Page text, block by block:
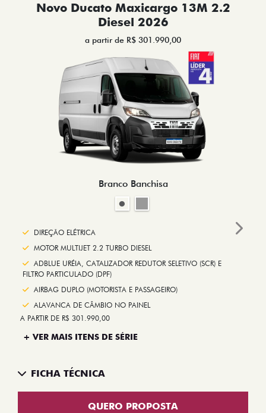
Novo Ducato Maxicargo 13M 2.2
Diesel 2026
a partir de R$ 301.990,00
Branco Banchisa
DIREÇÃO ELÉTRICA
MOTOR MULTIJET 2.2 TURBO DIESEL
ADBLUE URÉIA, CATALIZADOR REDUTOR SELETIVO (SCR) E
FILTRO PARTICULADO (DPF)
AIRBAG DUPLO (MOTORISTA E PASSAGEIRO)
ALAVANCA DE CÂMBIO NO PAINEL
A PARTIR DE R$ 301.990,00
+ VER MAIS ITENS DE SÉRIE
FICHA TÉCNICA
QUERO PROPOSTA
Next